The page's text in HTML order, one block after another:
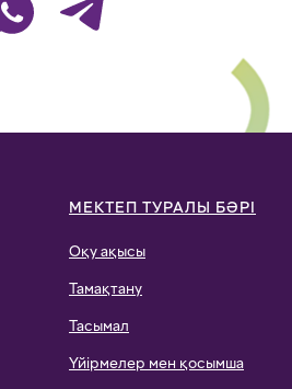
МЕКТЕП ТУРАЛЫ БӘРІ
Оқу ақысы
Тамақтану
Тасымал
Үйірмелер мен қосымша